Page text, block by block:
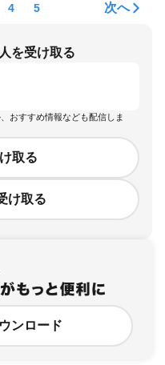
4 5 次へ
を受け取る
おすすめ情報なども配信しま
取る
け取る
ンロード